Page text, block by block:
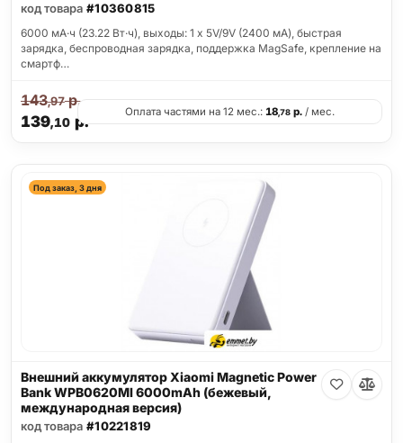
код товара #10360815
6000 мА·ч (23.22 Вт·ч), выходы: 1 x 5V/9V (2400 мА), быстрая
зарядка, беспроводная зарядка, поддержка MagSafe, крепление на
смартф…
139,10р.
143,97р.
Оплата частями на 12 мес.: 18,78 р. / мес.
Под заказ, 3 дня
Внешний аккумулятор Xiaomi Magnetic Power
Bank WPB0620MI 6000mAh (бежевый,
международная версия)
код товара #10221819